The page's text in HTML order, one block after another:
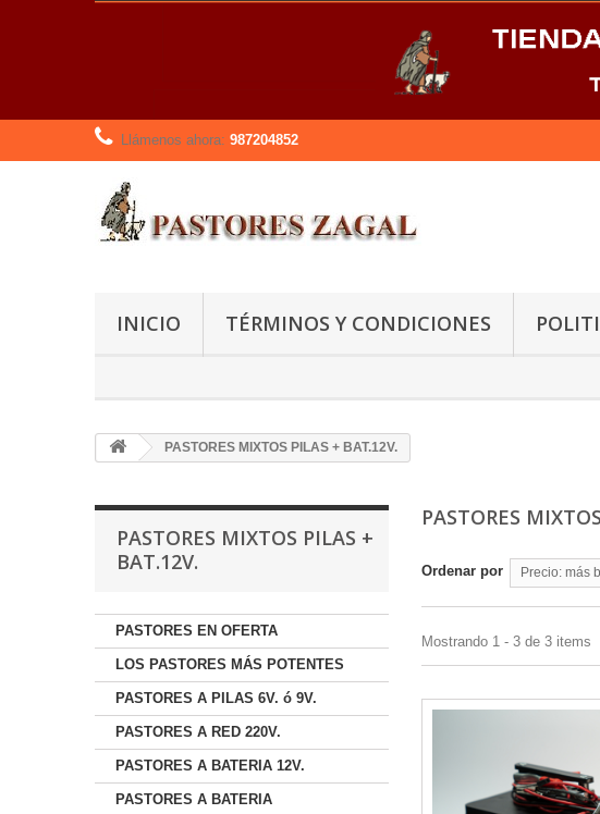
Llámenos ahora: 987204852
INICIO TÉRMINOS Y CONDICIONES
PASTORES MIXTOS PILAS + BAT.12V.
PASTORES MIXTOS PILAS +
BAT.12V.
PASTORES EN OFERTA
LOS PASTORES MÁS POTENTES
PASTORES A PILAS 6V. ó 9V.
PASTORES A RED 220V.
PASTORES A BATERIA 12V.
PASTORES A BATERIA
PASTORES
Ordenar por
Mostrando 1 - 3 de 3 items